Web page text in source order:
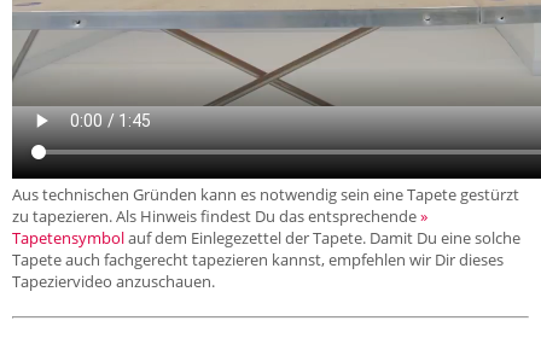
Aus technischen Gründen kann es notwendig sein eine Tapete gestürzt
zu tapezieren. Als Hinweis findest Du das entsprechende»
Tapetensymbolauf dem Einlegezettel der Tapete. Damit Du eine solche
Tapete auch fachgerecht tapezieren kannst, empfehlen wir Dir dieses
Tapeziervideo anzuschauen.